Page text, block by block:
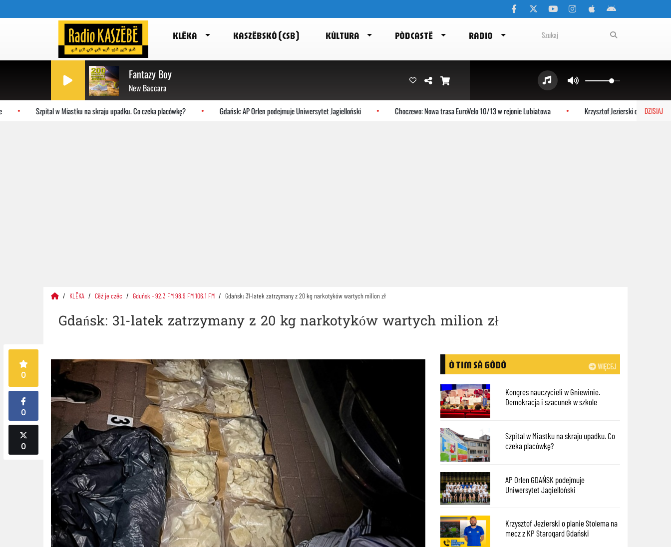
KLËKA KASZËBSKÔ (CSB) KÙLTURA PÒDCASTË RADIO
Fantazy Boy
New Baccara
DZISIAJ
Szpital w Miastku na skraju upadku. Co czeka placówkę? Gdańsk: AP Orlen podejmuje Uniwersytet Jagielloński Choczewo: Nowa trasa EuroVelo 10/13 w rejonie Lubiatowa Krzysztof Jezierski o planie Stolema na
KLËKA Cëż je czëc Gduńsk - 92.3 FM 98.9 FM 106.1 FM Gdańsk: 31-latek zatrzymany z 20 kg narkotyków wartych milion zł
Gdańsk: 31-latek zatrzymany z 20 kg narkotyków wartych milion zł
0
0
0
WIĘCEJ
Ò TIM SÃ GÔDÔ
Kongres nauczycieli w Gniewinie.
Demokracja i szacunek w szkole
Szpital w Miastku na skraju upadku. Co
czeka placówkę?
AP Orlen GDAŃSK podejmuje
Uniwersytet Jagielloński
Krzysztof Jezierski o planie Stolema na
mecz z KP Starogard Gdański